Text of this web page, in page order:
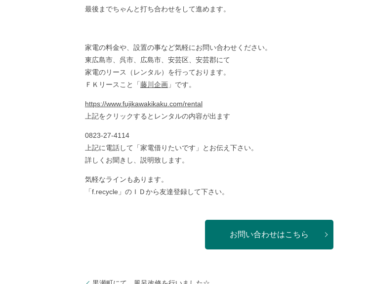
最後までちゃんと打ち合わせをして進めます。
家電の料金や、設置の事など気軽にお問い合わせください。
東広島市、呉市、広島市、安芸区、安芸郡にて
家電のリース（レンタル）を行っております。
ＦＫリースこと「藤川企画 」です。
https://www.fujikawakikaku.com/rental
上記をクリックするとレンタルの内容が出ます
0823-27-4114
上記に電話して「家電借りたいです」とお伝え下さい。
詳しくお聞きし、説明致します。
気軽なラインもあります。
「f.recycle」のＩＤから友達登録して下さい。
お問い合わせはこちら